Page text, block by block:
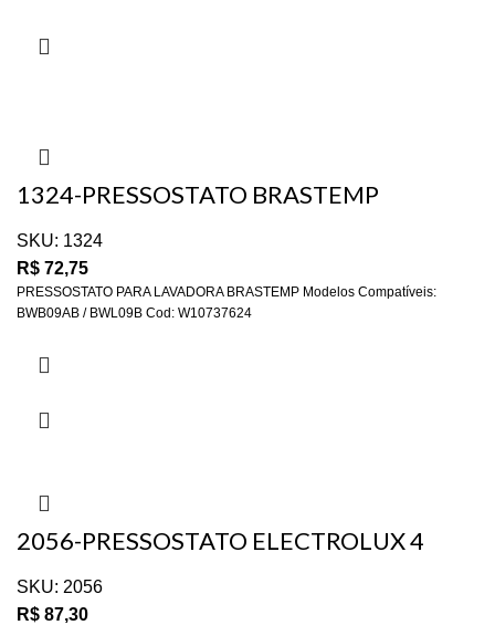
1324-PRESSOSTATO BRASTEMP
SKU: 1324
R$ 72,75
PRESSOSTATO PARA LAVADORA BRASTEMP Modelos Compatíveis:
BWB09AB / BWL09B Cod: W10737624
2056-PRESSOSTATO ELECTROLUX 4
SKU: 2056
R$ 87,30